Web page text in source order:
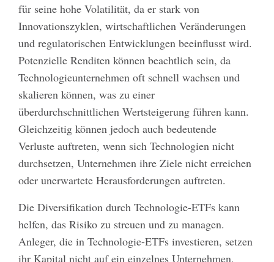
für seine hohe Volatilität, da er stark von
Innovationszyklen, wirtschaftlichen Veränderungen
und regulatorischen Entwicklungen beeinflusst wird.
Potenzielle Renditen können beachtlich sein, da
Technologieunternehmen oft schnell wachsen und
skalieren können, was zu einer
überdurchschnittlichen Wertsteigerung führen kann.
Gleichzeitig können jedoch auch bedeutende
Verluste auftreten, wenn sich Technologien nicht
durchsetzen, Unternehmen ihre Ziele nicht erreichen
oder unerwartete Herausforderungen auftreten.
Die Diversifikation durch Technologie-ETFs kann
helfen, das Risiko zu streuen und zu managen.
Anleger, die in Technologie-ETFs investieren, setzen
ihr Kapital nicht auf ein einzelnes Unternehmen,